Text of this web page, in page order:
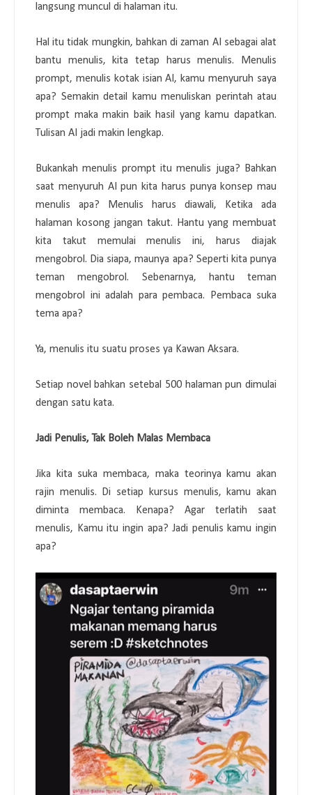
langsung muncul di halaman itu.
Hal itu tidak mungkin, bahkan di zaman AI sebagai alat
bantu menulis, kita tetap harus menulis. Menulis
prompt, menulis kotak isian AI, kamu menyuruh saya
apa? Semakin detail kamu menuliskan perintah atau
prompt maka makin baik hasil yang kamu dapatkan.
Tulisan AI jadi makin lengkap.
Bukankah menulis prompt itu menulis juga? Bahkan
saat menyuruh AI pun kita harus punya konsep mau
menulis apa? Menulis harus diawali, Ketika ada
halaman kosong jangan takut. Hantu yang membuat
kita takut memulai menulis ini, harus diajak
mengobrol. Dia siapa, maunya apa? Seperti kita punya
teman mengobrol. Sebenarnya, hantu teman
mengobrol ini adalah para pembaca. Pembaca suka
tema apa?
Ya, menulis itu suatu proses ya Kawan Aksara.
Setiap novel bahkan setebal 500 halaman pun dimulai
dengan satu kata.
Jadi Penulis, Tak Boleh Malas Membaca
Jika kita suka membaca, maka teorinya kamu akan
rajin menulis. Di setiap kursus menulis, kamu akan
diminta membaca. Kenapa? Agar terlatih saat
menulis, Kamu itu ingin apa? Jadi penulis kamu ingin
apa?